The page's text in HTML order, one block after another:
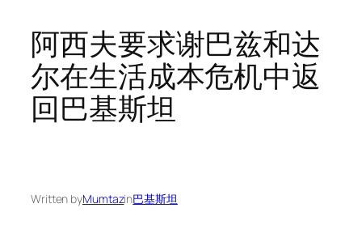
阿西夫要求谢巴兹和达
尔在生活成本危机中返
回巴基斯坦
Written byMumtazin巴基斯坦